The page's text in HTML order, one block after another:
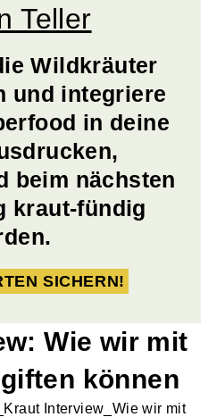
Teller
Wildkräuter
und integriere
in deine
beim nächsten
kraut-fündig
SICHERN!
Wie wir mit
können